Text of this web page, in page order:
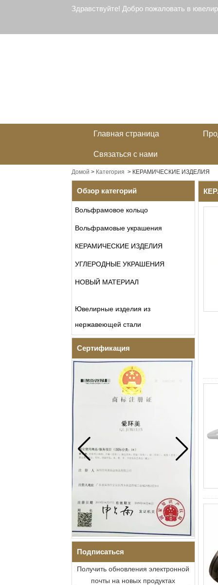
Здравствуйте! Добро пожаловать в
Главная страница
Связаться с нами
Домой > Категория > КЕРАМИЧЕСКИЕ ИЗДЕЛИЯ
Обзор категорий
Вольфрамовое кольцо
Вольфрамовые украшения
КЕРАМИЧЕСКИЕ ИЗДЕЛИЯ
УГЛЕРОДНЫЕ УКРАШЕНИЯ
НОВЫЙ МАТЕРИАЛ
Ювелирные изделия из
нержавеющей стали
Сертификация
Подписаться
Получить обновления электронной
почты на новых продуктах